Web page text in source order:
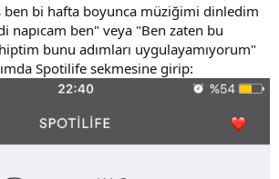
ben bi hafta boyunca müziğimi dinledim
napıcam ben" veya "Ben zaten bu
bunu adımları uygulayamıyorum"
Spotilife sekmesine girip: